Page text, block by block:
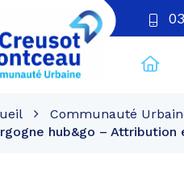
Communauté
hub&go –